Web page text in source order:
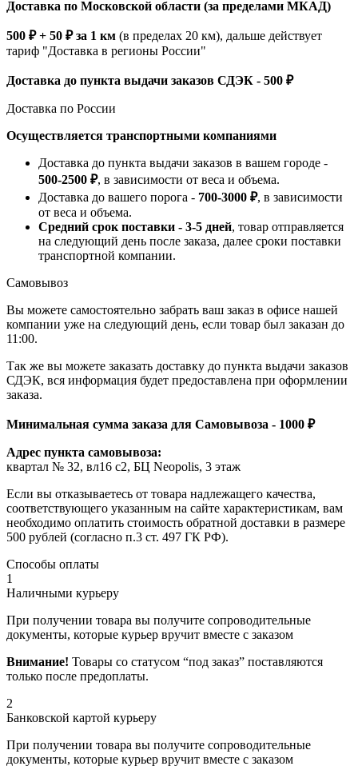
Доставка по Московской области (за пределами МКАД)
500 ₽ + 50 ₽ за 1 км (в пределах 20 км), дальше действует
тариф "Доставка в регионы России"
Доставка до пункта выдачи заказов СДЭК - 500 ₽
Доставка по России
Осуществляется транспортными компаниями
Доставка до пункта выдачи заказов в вашем городе -
500-2500 ₽, в зависимости от веса и объема.
Доставка до вашего порога - 700-3000 ₽, в зависимости
от веса и объема.
Средний срок поставки - 3-5 дней, товар отправляется
на следующий день после заказа, далее сроки поставки
транспортной компании.
Самовывоз
Вы можете самостоятельно забрать ваш заказ в офисе нашей
компании уже на следующий день, если товар был заказан до
11:00.
Так же вы можете заказать доставку до пункта выдачи заказов
СДЭК, вся информация будет предоставлена при оформлении
заказа.
Минимальная сумма заказа для Самовывоза - 1000 ₽
Адрес пункта самовывоза:
квартал № 32, вл16 с2, БЦ Neopolis, 3 этаж
Если вы отказываетесь от товара надлежащего качества,
соответствующего указанным на сайте характеристикам, вам
необходимо оплатить стоимость обратной доставки в размере
500 рублей (согласно п.3 ст. 497 ГК РФ).
Способы оплаты
1
Наличными курьеру
При получении товара вы получите сопроводительные
документы, которые курьер вручит вместе с заказом
Внимание! Товары со статусом “под заказ” поставляются
только после предоплаты.
2
Банковской картой курьеру
При получении товара вы получите сопроводительные
документы, которые курьер вручит вместе с заказом